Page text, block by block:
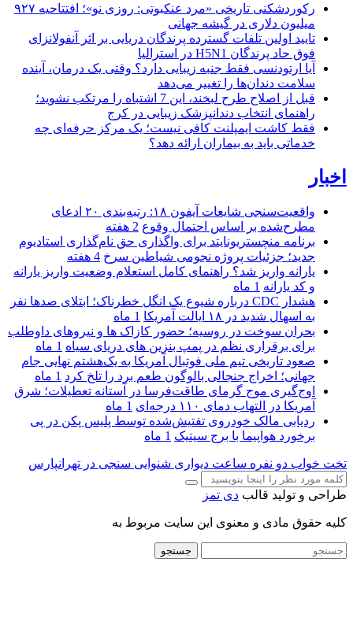
رکوردشکنی تاریخی «مرد عنکبوتی: روزی نو»؛ افتتاحیه ۹۲۷
میلیون دلاری در گیشه جهانی
تایید اولین تلفات گسترده پرندگان دریایی بر اثر آنفولانزای
فوق حاد پرندگان H5N1 در استرالیا
آیا ارتودنسی فقط جنبه زیبایی دارد؟ وقتی یک درمان، آینده
سلامت دندان‌ها را تغییر می‌دهد
قبل از اصلاح طرح لبخند، این 7 اشتباه را مرتکب نشوید؛
راهنمای انتخاب دندانپزشک زیبایی در کرج
فقط کاشت ایمپلنت کافی نیست؛ یک مرکز حرفه‌ای چه
خدماتی باید به بیماران ارائه دهد؟
اخبار
واقعیت‌سنجی شایعات آیفون ۱۸: رتبه‌بندی ۲۰ ادعای
مطرح‌شده بر اساس احتمال وقوع 2 هفته
برنامه منچستریونایتد برای واگذاری حق نام‌گذاری استادیوم
جدید؛ جزئیات پروژه نجومی شیاطین سرخ 4 هفته
یارانه واریز شد؟ راهنمای کامل استعلام وضعیت واریز یارانه
و کد یارانه 1 ماه
هشدار CDC درباره شیوع یک انگل خطرناک؛ ابتلای صدها نفر
به اسهال شدید در ۱۸ ایالت آمریکا
1 ماه
بحران سوخت در روسیه؛ حضور کازاک‌ ها و نیروهای داوطلب
برای برقراری نظم در پمپ بنزین‌ های دریای سیاه 1 ماه
صعود تاریخی تیم ملی فوتبال آمریکا به یک‌هشتم نهایی جام
جهانی؛ اخراج جنجالی بالوگون طعم برد را تلخ کرد 1 ماه
اوج‌گیری موج گرمای طاقت‌فرسا در آستانه تعطیلات؛ شرق
آمریکا در التهاب دمای ۱۱۰ درجه‌ای
1 ماه
ردیابی مالک خودروی تفتیش‌شده توسط پلیس پکن در پی
برخورد هواپیما با برج سیتیک 1 ماه
تخت خواب دو نفره ساعت دیواری شنوایی سنجی در تهرانپارس
طراحی و تولید قالب دی تمز
کلیه حقوق مادی و معنوی این سایت مربوط به
جستجو